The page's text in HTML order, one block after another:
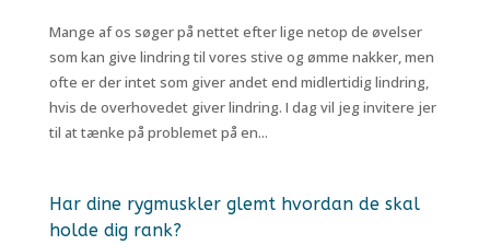
Mange af os søger på nettet efter lige netop de øvelser
som kan give lindring til vores stive og ømme nakker, men
ofte er der intet som giver andet end midlertidig lindring,
hvis de overhovedet giver lindring. I dag vil jeg invitere jer
til at tænke på problemet på en...
Har dine rygmuskler glemt hvordan de skal
holde dig rank?